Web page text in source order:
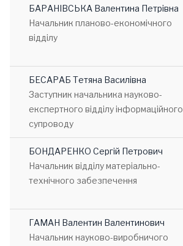
БАРАНІВСЬКА Валентина Петрівна
Начальник планово-економічного
відділу
БЕСАРАБ Тетяна Василівна
Заступник начальника науково-
експертного відділу інформаційного
супроводу
БОНДАРЕНКО Сергій Петрович
Начальник відділу матеріально-
технічного забезпечення
ГАМАН Валентин Валентинович
Начальник науково-виробничого